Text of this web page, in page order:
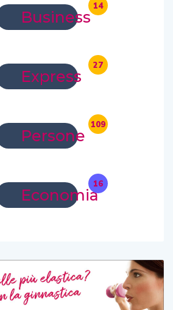
Business
14
Express
27
Persone
109
Economia
16